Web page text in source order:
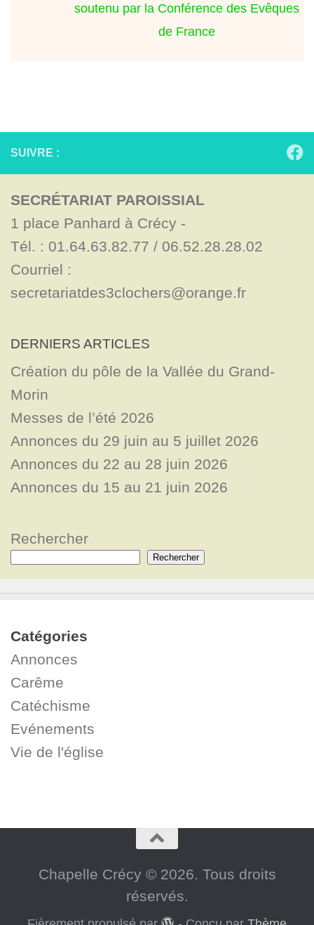
soutenu par la Conférence des Evêques
de France
SUIVRE :
SECRÉTARIAT PAROISSIAL
1 place Panhard à Crécy -
Tél. : 01.64.63.82.77 / 06.52.28.28.02
Courriel :
secretariatdes3clochers@orange.fr
DERNIERS ARTICLES
Création du pôle de la Vallée du Grand-
Morin
Messes de l’été 2026
Annonces du 29 juin au 5 juillet 2026
Annonces du 22 au 28 juin 2026
Annonces du 15 au 21 juin 2026
Rechercher
Rechercher
Catégories
Annonces
Carême
Catéchisme
Evénements
Vie de l'église
Chapelle Crécy © 2026. Tous droits
réservés.